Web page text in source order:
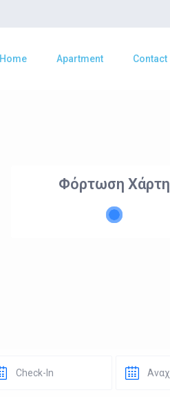
Home Apartment Contact
Φόρτωση Χάρτη